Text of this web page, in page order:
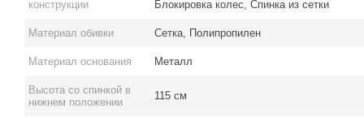
конструкции
Блокировка колес, Спинка из сетки
Материал обивки Сетка, Полипропилен
Материал основания Металл
Высота со спинкой в ​​
нижнем положении
115 см